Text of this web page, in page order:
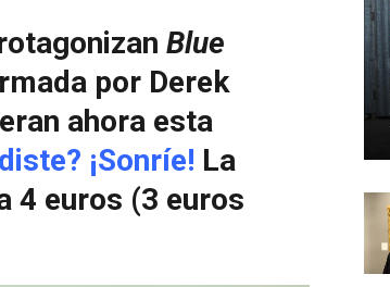
Blue
por Derek
ahora esta
¡Sonríe! La
4 euros (3 euros